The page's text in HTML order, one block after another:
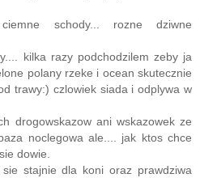
schody... rozne dziwne
kilka razy podchodzilem zeby ja
polany rzeke i ocean skutecznie
trawy:) czlowiek siada i odplywa w
drogowskazow ani wskazowek ze
noclegowa ale.... jak ktos chce
dowie.
stajnie dla koni oraz prawdziwa